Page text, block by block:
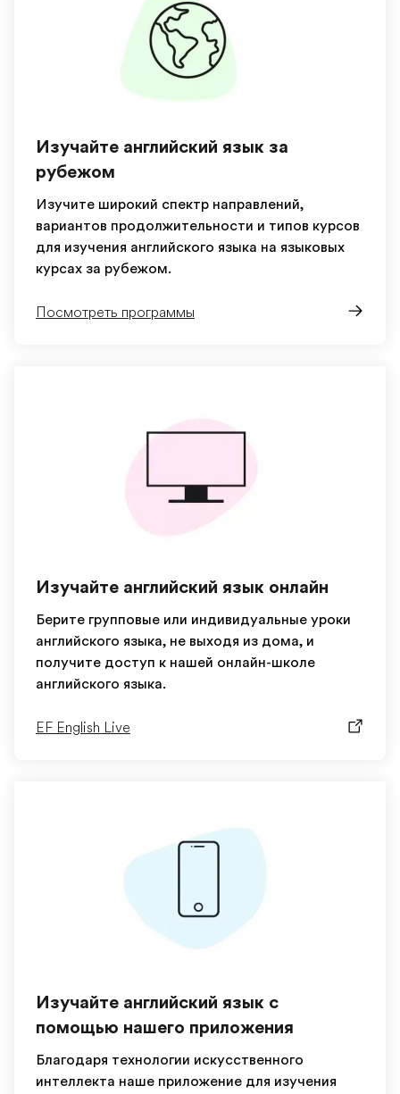
Изучайте английский язык за
рубежом
Изучите широкий спектр направлений,
вариантов продолжительности и типов курсов
для изучения английского языка на языковых
курсах за рубежом.
Посмотреть программы
Изучайте английский язык онлайн
Берите групповые или индивидуальные уроки
английского языка, не выходя из дома, и
получите доступ к нашей онлайн-школе
английского языка.
EF English Live
Изучайте английский язык с
помощью нашего приложения
Благодаря технологии искусственного
интеллекта наше приложение для изучения